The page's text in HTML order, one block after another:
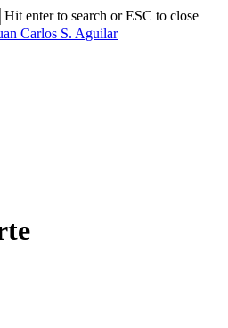
Hit enter to search or ESC to close